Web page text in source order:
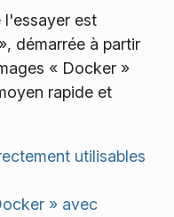
l'essayer est
démarrée à partir
« Docker »
rapide et
utilisables
» avec